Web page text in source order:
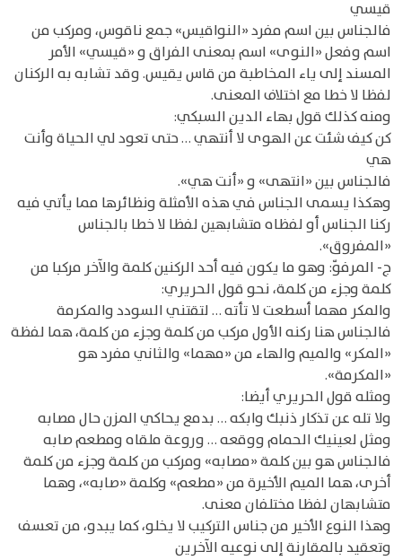
قيسي
فالجناس بين اسم مفرد «النواقيس» جمع ناقوس، ومركب من
اسم وفعل «النوى» اسم بمعنى الفراق و «قيسي» الأمر
المسند إلى ياء المخاطبة من قاس يقيس. وقد تشابه به الركنان
لفظا لا خطا مع اختلاف المعنى.
ومنه كذلك قول بهاء الدين السبكي:
كن كيف شئت عن الهوى لا أنتهي … حتى تعود لي الحياة وأنت
هي
فالجناس بين «انتهى» و «أنت هي».
وهكذا يسمى الجناس في هذه الأمثلة ونظائرها مما يأتي فيه
ركنا الجناس أو لفظاه متشابهين لفظا لا خطا بالجناس
«المفروق».
ج- المرفوّ: وهو ما يكون فيه أحد الركنين كلمة والآخر مركبا من
كلمة وجزء من كلمة، نحو قول الحريري:
والمكر مهما أسطعت لا تأته … لتقتني السودد والمكرمة
فالجناس هنا ركنه الأول مركب من كلمة وجزء من كلمة، هما لفظة
«المكر» والميم والهاء من «مهما» والثاني مفرد هو
«المكرمة».
ومثله قول الحريري أيضا:
ولا تله عن تذكار ذنبك وابكه … بدمع يحاكي المزن حال مصابه
ومثل لعينيك الحمام ووقعه … وروعة ملقاه ومطعم صابه
فالجناس هو بين كلمة «مصابه» ومركب من كلمة وجزء من كلمة
أخرى، هما الميم الأخيرة من «مطعم» وكلمة «صابه»، وهما
متشابهان لفظا مختلفان معنى.
وهذا النوع الأخير من جناس التركيب لا يخلو، كما يبدو، من تعسف
وتعقيد بالمقارنة إلى نوعيه الآخرين